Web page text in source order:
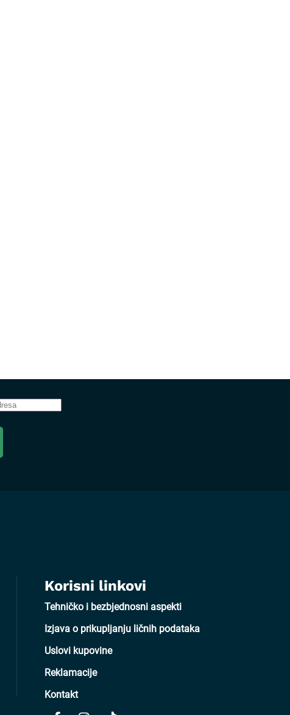
Korisni linkovi
Tehničko i bezbjednosni aspekti
Izjava o prikupljanju ličnih podataka
Uslovi kupovine
Reklamacije
Kontakt